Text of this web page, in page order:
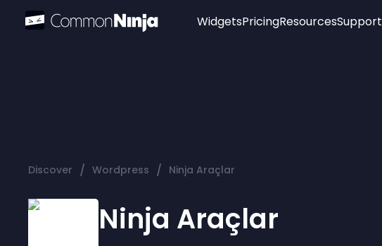
Widgets
Audio Player
PricingResourcesSupport
Discover / Wordpress / Ninja Araçlar
Ninja Araçlar